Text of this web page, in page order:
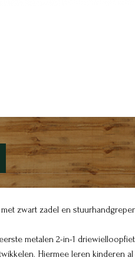
zwart zadel en
metalen 2-in-1
Hiermee leren kinderen